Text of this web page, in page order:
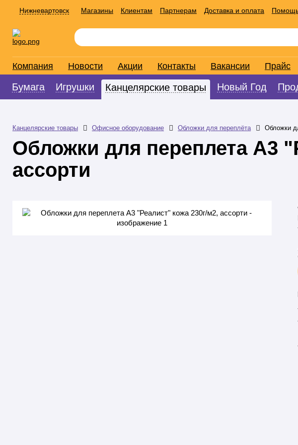
Нижневартовск Магазины Клиентам Партнерам Доставка и оплата
Компания Новости Акции Контакты Вакансии Прайс
Бумага Игрушки Канцелярские товары Новый Год
Канцелярские товары Офисное оборудование Обложки для переплёта Обложки
Обложки для переплета А3
ассорти